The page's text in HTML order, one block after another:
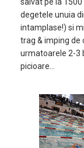
degetele unuia
intamplase!) si
trag & imping de
urmatoarele 2-3
picioare…